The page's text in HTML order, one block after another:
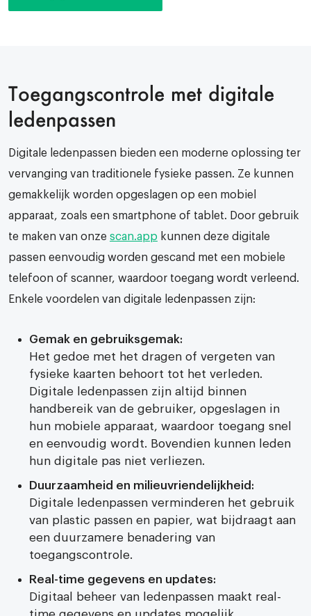
Toegangscontrole met digitale
ledenpassen
Digitale ledenpassen bieden een moderne oplossing ter
vervanging van traditionele fysieke passen. Ze kunnen
gemakkelijk worden opgeslagen op een mobiel
apparaat, zoals een smartphone of tablet. Door gebruik
te maken van onze scan.app kunnen deze digitale
passen eenvoudig worden gescand met een mobiele
telefoon of scanner, waardoor toegang wordt verleend.
Enkele voordelen van digitale ledenpassen zijn:
Gemak en gebruiksgemak:
Het gedoe met het dragen of vergeten van
fysieke kaarten behoort tot het verleden.
Digitale ledenpassen zijn altijd binnen
handbereik van de gebruiker, opgeslagen in
hun mobiele apparaat, waardoor toegang snel
en eenvoudig wordt. Bovendien kunnen leden
hun digitale pas niet verliezen.
Duurzaamheid en milieuvriendelijkheid:
Digitale ledenpassen verminderen het gebruik
van plastic passen en papier, wat bijdraagt aan
een duurzamere benadering van
toegangscontrole.
Real-time gegevens en updates:
Digitaal beheer van ledenpassen maakt real-